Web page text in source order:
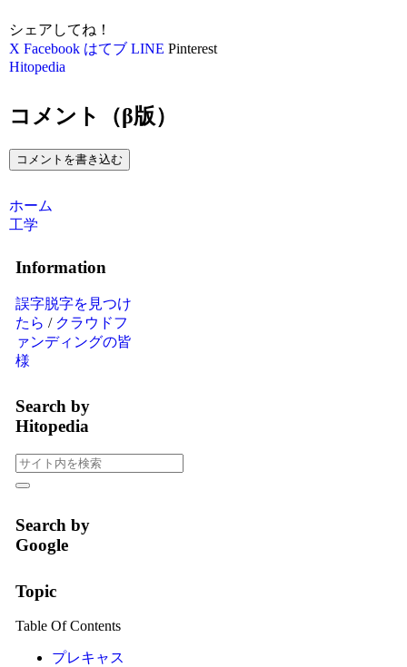
シェアしてね！
X Facebook はてブ LINE Pinterest
Hitopedia
コメント（β版）
コメントを書き込む
ホーム
工学
Information
誤字脱字を見つけ
たら / クラウドフ
ァンディングの皆
様
Search by
Hitopedia
Search by
Google
Topic
Table Of Contents
プレキャス